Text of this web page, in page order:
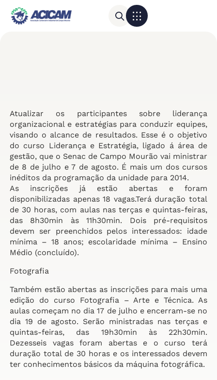
Atualizar os participantes sobre liderança
organizacional e estratégias para conduzir equipes,
visando o alcance de resultados. Esse é o objetivo
do curso Liderança e Estratégia, ligado á área de
gestão, que o Senac de Campo Mourão vai ministrar
de 8 de julho e 7 de agosto. É mais um dos cursos
inéditos da programação da unidade para 2014.
As inscrições já estão abertas e foram
disponibilizadas apenas 18 vagas.Terá duração total
de 30 horas, com aulas nas terças e quintas-feiras,
das 8h30min às 11h30min. Dois pré-requisitos
devem ser preenchidos pelos interessados: idade
mínima – 18 anos; escolaridade mínima – Ensino
Médio (concluído).
Fotografia
Também estão abertas as inscrições para mais uma
edição do curso Fotografia – Arte e Técnica. As
aulas começam no dia 17 de julho e encerram-se no
dia 19 de agosto. Serão ministradas nas terças e
quintas-feiras, das 19h30min às 22h30min.
Dezesseis vagas foram abertas e o curso terá
duração total de 30 horas e os interessados devem
ter conhecimentos básicos da máquina fotográfica.